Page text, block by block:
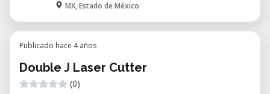
MX, Estado de México
Publicado hace 4 años
Double J Laser Cutter
(0)